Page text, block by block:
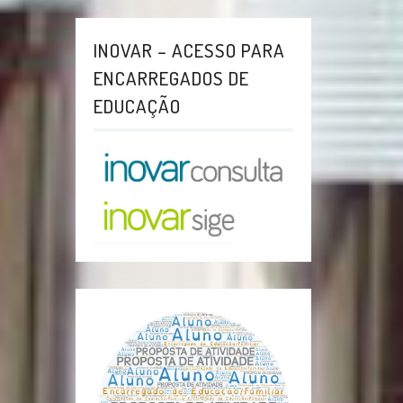
INOVAR – ACESSO PARA
ENCARREGADOS DE
EDUCAÇÃO